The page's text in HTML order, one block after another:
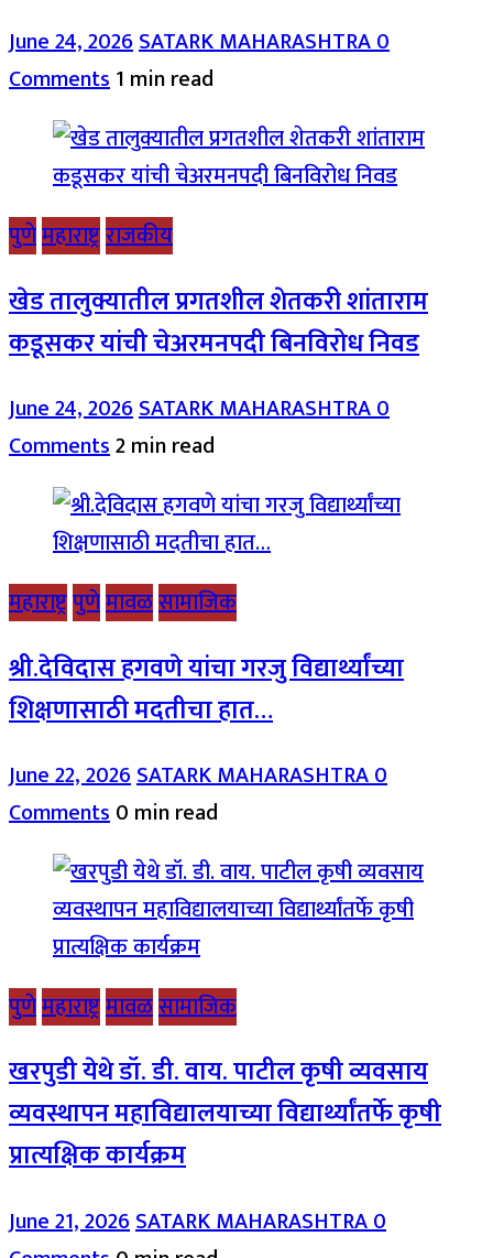
June 24, 2026SATARK MAHARASHTRA0
Comments1 min read
पुणेमहाराष्ट्रराजकीय
खेड तालुक्यातील प्रगतशील शेतकरी शांताराम
कडूसकर यांची चेअरमनपदी बिनविरोध निवड
June 24, 2026SATARK MAHARASHTRA0
Comments2 min read
महाराष्ट्रपुणेमावळसामाजिक
श्री.देविदास हगवणे यांचा गरजु विद्यार्थ्यांच्या
शिक्षणासाठी मदतीचा हात…
June 22, 2026SATARK MAHARASHTRA0
Comments0 min read
पुणेमहाराष्ट्रमावळसामाजिक
खरपुडी येथे डॉ. डी. वाय. पाटील कृषी व्यवसाय
व्यवस्थापन महाविद्यालयाच्या विद्यार्थ्यांतर्फे कृषी
प्रात्यक्षिक कार्यक्रम
June 21, 2026SATARK MAHARASHTRA0